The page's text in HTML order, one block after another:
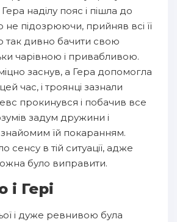
Гера наділу пояс і пішла до
не підозрюючи, прийняв всі її
так дивно бачити свою
чарівною і привабливою.
заснув, а Гера допомогла
час, і троянці зазнали
прокинувся і побачив все
задум дружини і
їй покаранням.
сенсу в тій ситуації, адже
було виправити.
і Гері
і дуже ревнивою була